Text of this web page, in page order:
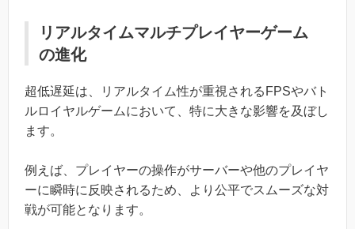
リアルタイムマルチプレイヤーゲーム
の進化
超低遅延は、リアルタイム性が重視されるFPSやバト
ルロイヤルゲームにおいて、特に大きな影響を及ぼし
ます。
例えば、プレイヤーの操作がサーバーや他のプレイヤ
ーに瞬時に反映されるため、より公平でスムーズな対
戦が可能となります。